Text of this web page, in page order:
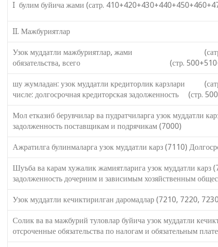
I булим буйича жами (сатр.
II. Мажбуриятлар II.
Узок муддатли мажбуриятлар, жами (сатр.
обязательства, всего (стр.
шу жумладан: узок муддатли
числе: долгосрочная кредиторская задолженность (стр.
Мол етказиб берувчилар ва
задолженность поставщикам и подрячикам (7000)
Ажратилга булинмаларга узок муддатли карз (7110)
Шуъба ва карам хужалик
задолженность дочерним и зависимым хозяйственным
Узок муддатли кечиктирилган даромадлар (7210, 7220,
Солик ва ва мажбурий туловлар буйича узок
отсроченные обязательства по налогам и обязательным